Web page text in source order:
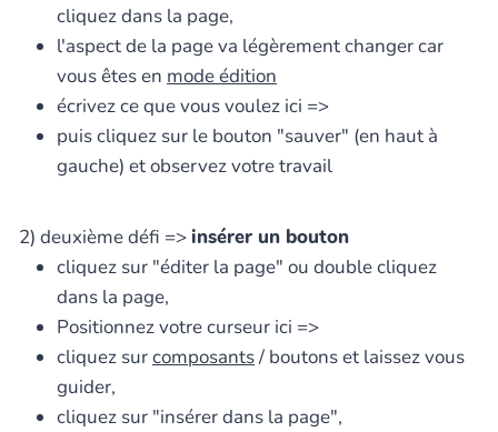
e
r
cliquez dans la page,
l'aspect de la page va légèrement changer car
vous êtes en mode édition
écrivez ce que vous voulez ici =>
puis cliquez sur le bouton "sauver" (en haut à
gauche) et observez votre travail
2) deuxième défi =>insérer un bouton
cliquez sur "éditer la page" ou double cliquez
dans la page,
Positionnez votre curseur ici =>
cliquez surcomposants/ boutons et laissez vous
guider,
cliquez sur "insérer dans la page",